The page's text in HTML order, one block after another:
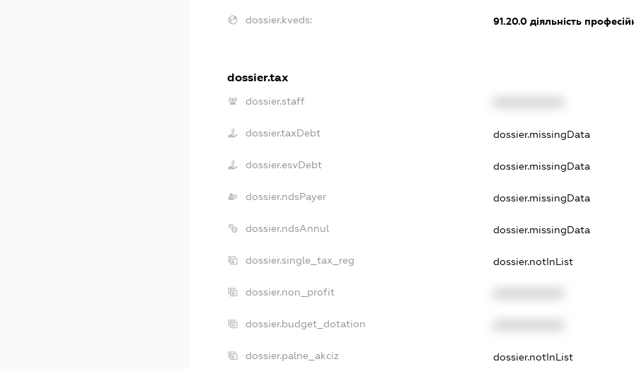
dossier.kveds: 91.20.0 діяльність
dossier.tax
dossier.staff
dossier.taxDebt dossier.missingData
dossier.esvDebt dossier.missingData
dossier.ndsPayer dossier.missingData
dossier.ndsAnnul dossier.missingData
dossier.single_tax_reg dossier.notInList
dossier.non_profit
dossier.budget_dotation
dossier.palne_akciz dossier.notInList